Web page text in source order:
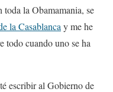
la Obamamania, se
la Casablanca y me he
todo cuando uno se ha
escribir al Gobierno de